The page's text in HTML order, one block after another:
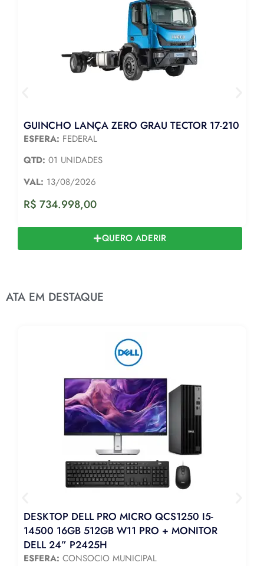
GUINCHO LANÇA ZERO GRAU TECTOR 17-210
ESFERA: FEDERAL
QTD: 01 UNIDADES
VAL: 13/08/2026
R$ 734.998,00
QUERO ADERIR
ATA EM DESTAQUE
DESKTOP DELL PRO MICRO QCS1250 I5-
14500 16GB 512GB W11 PRO + MONITOR
DELL 24” P2425H
ESFERA: CONSOCIO MUNICIPAL